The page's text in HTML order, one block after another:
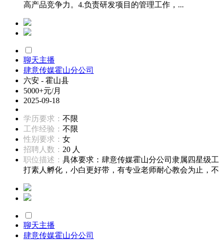
高产品竞争力。4.负责研发项目的管理工作，...
聊天主播
肆意传媒霍山分公司
六安 - 霍山县
5000+元/月
2025-09-18
学历要求： 不限
工作经验： 不限
性别要求： 女
招聘人数： 20 人
职位描述： 具体要求：肆意传媒霍山分公司隶属四星级
打素人孵化，小白更好带，有专业老师耐心教会为止，
聊天主播
肆意传媒霍山分公司